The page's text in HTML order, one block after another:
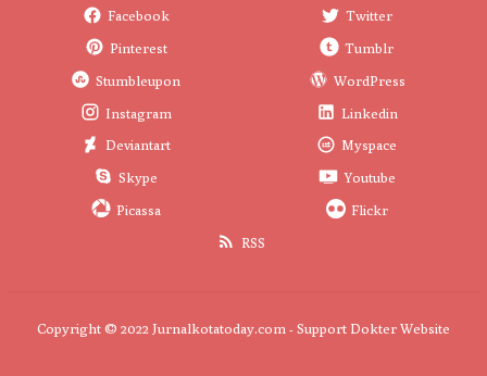
Facebook
Twitter
Pinterest
Tumblr
Stumbleupon
WordPress
Instagram
Linkedin
Deviantart
Myspace
Skype
Youtube
Picassa
Flickr
RSS
Copyright © 2022 Jurnalkotatoday.com - Support Dokter Website